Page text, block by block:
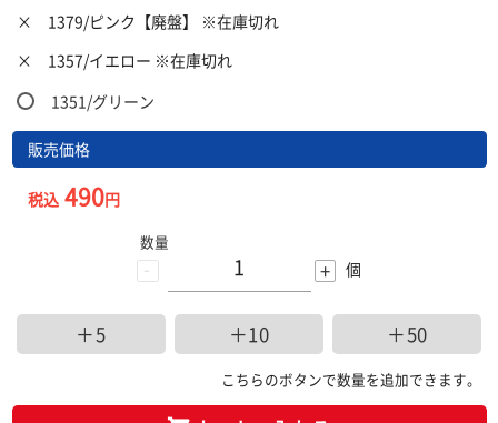
×
1379/ピンク【廃盤】 ※在庫切れ
×
1357/イエロー ※在庫切れ
1351/グリーン
販売価格
税込490円
-
数量
+ 個
＋5 ＋10 ＋50
こちらのボタンで数量を追加できます。